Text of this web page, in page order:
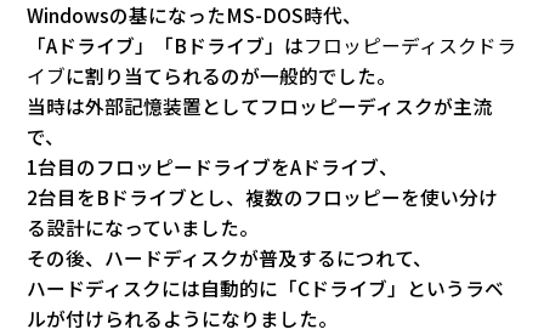
Windowsの基になったMS-DOS時代、
「Aドライブ」「Bドライブ」はフロッピーディスクドラ
イブに割り当てられるのが一般的でした。
当時は外部記憶装置としてフロッピーディスクが主流
で、
1台目のフロッピードライブをAドライブ、
2台目をBドライブとし、複数のフロッピーを使い分け
る設計になっていました。
その後、ハードディスクが普及するにつれて、
ハードディスクには自動的に「Cドライブ」というラベ
ルが付けられるようになりました。